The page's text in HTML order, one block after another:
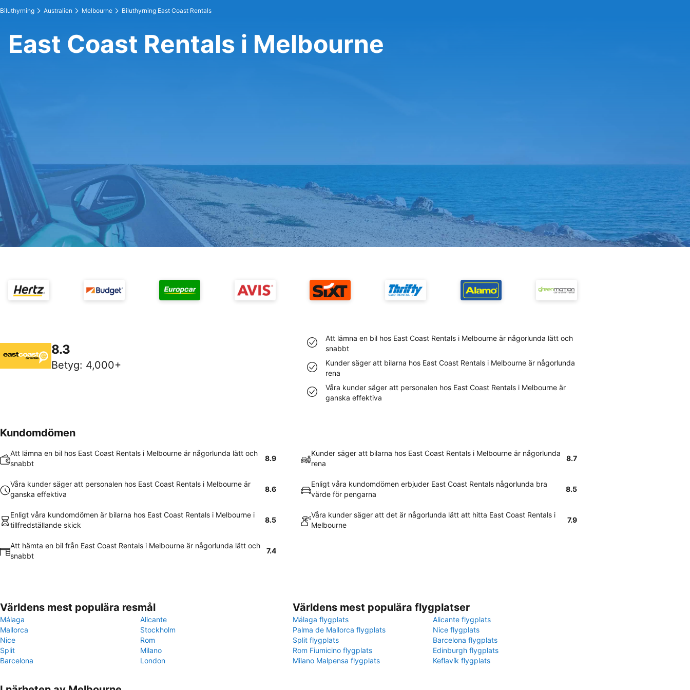
Biluthyrning Australien Melbourne Biluthyrning East Coast Rentals
East Coast Rentals i Melbourne
8.3
Betyg: 4,000+
Att lämna en bil hos East Coast Rentals i Melbourne är någorlunda lätt och
snabbt
Kunder säger att bilarna hos East Coast Rentals i Melbourne är någorlunda
rena
Våra kunder säger att personalen hos East Coast Rentals i Melbourne är
ganska effektiva
Kundomdömen
Att lämna en bil hos East Coast Rentals i Melbourne är någorlunda lätt och
snabbt
8.9
Kunder säger att bilarna hos East Coast Rentals i Melbourne är någorlunda
rena
8.7
Våra kunder säger att personalen hos East Coast Rentals i Melbourne är
ganska effektiva
8.6
Enligt våra kundomdömen erbjuder East Coast Rentals någorlunda bra
värde för pengarna
8.5
Enligt våra kundomdömen är bilarna hos East Coast Rentals i Melbourne i
tillfredställande skick
8.5
Våra kunder säger att det är någorlunda lätt att hitta East Coast Rentals i
Melbourne
7.9
Att hämta en bil från East Coast Rentals i Melbourne är någorlunda lätt och
snabbt
7.4
Världens mest populära resmål
Málaga
Alicante
Mallorca
Stockholm
Nice
Rom
Split
Milano
Barcelona
London
Världens mest populära flygplatser
Málaga flygplats
Alicante flygplats
Palma de Mallorca flygplats
Nice flygplats
Split flygplats
Barcelona flygplats
Rom Fiumicino flygplats
Edinburgh flygplats
Milano Malpensa flygplats
Keflavík flygplats